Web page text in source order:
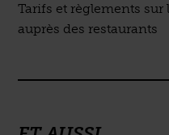
Tarifs et règlements
auprès des restaurants